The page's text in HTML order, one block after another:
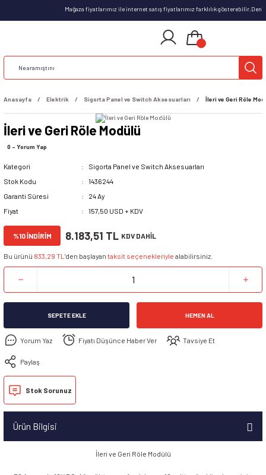
Mağaza fiyatlarımız ile internet satış fiyatlarımız farklılık
Anasayfa Elektrik Sigorta Panel ve Switch Aksesuarları İleri ve Geri Röle
İleri ve Geri Röle Modülü
0 - Yorum Yap
Kategori
Sigorta Panel ve Switch Aksesuarları
Stok Kodu
1436244
Garanti Süresi
24 Ay
Fiyat
157,50 USD + KDV
%10 İNDİRİM 8.183,51 TL KDV DAHİL
Bu ürünü 833,29 TL ’den başlayan taksit seçenekleriyle alabilirsiniz.
SEPETE EKLE HEMEN AL
Yorum Yaz Fiyatı Düşünce Haber Ver Tavsiye Et
Paylaş
Stok Sorunuz
Ürün Bilgisi
İleri ve Geri Röle Modülü